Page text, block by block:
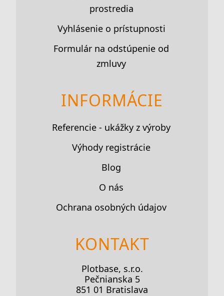
prostredia
Vyhlásenie o prístupnosti
Formulár na odstúpenie od
zmluvy
INFORMÁCIE
Referencie - ukážky z výroby
Výhody registrácie
Blog
O nás
Ochrana osobných údajov
KONTAKT
Plotbase, s.r.o.
Pečnianska 5
851 01 Bratislava